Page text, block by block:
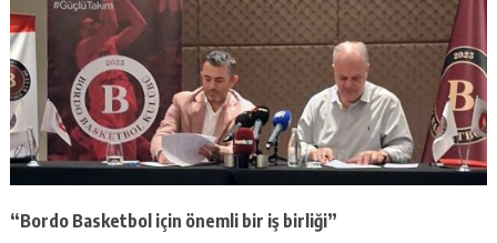
“Bordo Basketbol için önemli bir iş birliği”